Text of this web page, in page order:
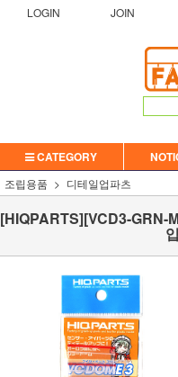
LOGIN JOIN
CATEGORY
조립용품 디테일업파츠
[HIQPARTS][VCD3-GRN-